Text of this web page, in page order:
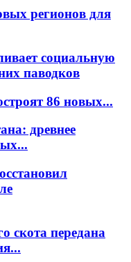
регионов для
социальную
паводков
86 новых...
древнее
скота передана